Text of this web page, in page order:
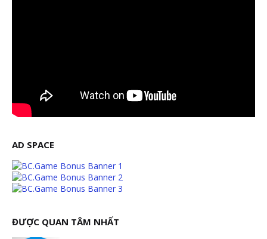
AD SPACE
ĐƯỢC QUAN TÂM NHẤT